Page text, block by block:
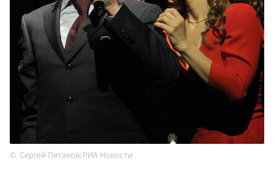
Сергей Пятаков/РИА Новости